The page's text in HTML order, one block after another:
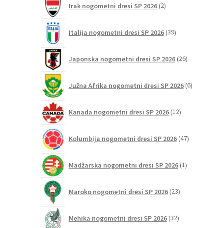
Irak nogometni dresi SP 2026 2izdelka
Italija nogometni dresi SP 2026 39izdelkov
Japonska nogometni dresi SP 2026 26izdelkov
Južna Afrika nogometni dresi SP 2026 6izdelkov
Kanada nogometni dresi SP 2026 12izdelkov
Kolumbija nogometni dresi SP 2026 47izdelkov
Madžarska nogometni dresi SP 2026 1izdelek
Maroko nogometni dresi SP 2026 23izdelkov
Mehika nogometni dresi SP 2026 32izdelkov